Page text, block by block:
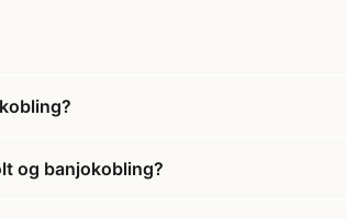
og banjokobling?